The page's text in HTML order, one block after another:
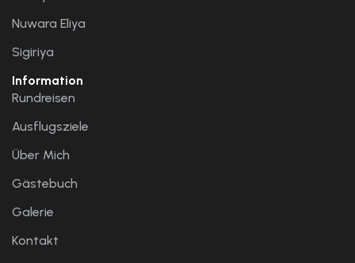
Nuwara Eliya
Sigiriya
Information
Rundreisen
Ausflugsziele
Über Mich
Gästebuch
Galerie
Kontakt